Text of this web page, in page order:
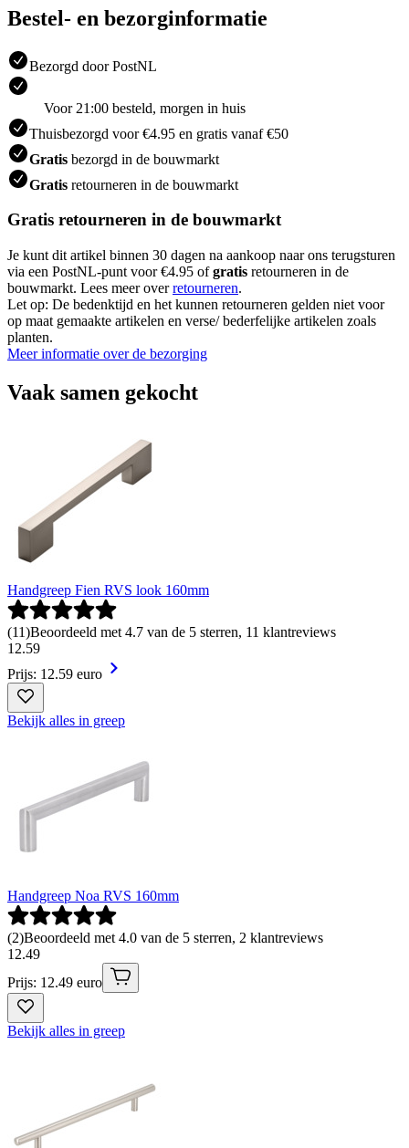
Bestel- en bezorginformatie
Bezorgd door PostNL
Voor 21:00 besteld, morgen in huis
Thuisbezorgd voor €4.95 en gratis vanaf €50
Gratis bezorgd in de bouwmarkt
Gratis retourneren in de bouwmarkt
Gratis retourneren in de bouwmarkt
Je kunt dit artikel binnen 30 dagen na aankoop naar ons terugsturen
via een PostNL-punt voor €4.95 ofgratis retourneren in de
bouwmarkt. Lees meer overretourneren.
Let op: De bedenktijd en het kunnen retourneren gelden niet voor
op maat gemaakte artikelen en verse/ bederfelijke artikelen zoals
planten.
Meer informatie over de bezorging
Vaak samen gekocht
Handgreep Fien RVS look 160mm
(11)Beoordeeld met 4.7 van de 5 sterren, 11 klantreviews
12.59
Prijs: 12.59 euro
Bekijk alles in greep
Handgreep Noa RVS 160mm
(2)Beoordeeld met 4.0 van de 5 sterren, 2 klantreviews
12.49
Prijs: 12.49 euro
Bekijk alles in greep